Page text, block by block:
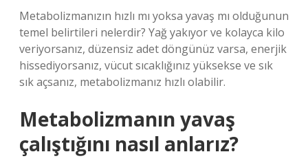
Metabolizmanızın hızlı mı yoksa yavaş mı olduğunun
temel belirtileri nelerdir? Yağ yakıyor ve kolayca kilo
veriyorsanız, düzensiz adet döngünüz varsa, enerjik
hissediyorsanız, vücut sıcaklığınız yüksekse ve sık
sık açsanız, metabolizmanız hızlı olabilir.
Metabolizmanın yavaş
çalıştığını nasıl anlarız?